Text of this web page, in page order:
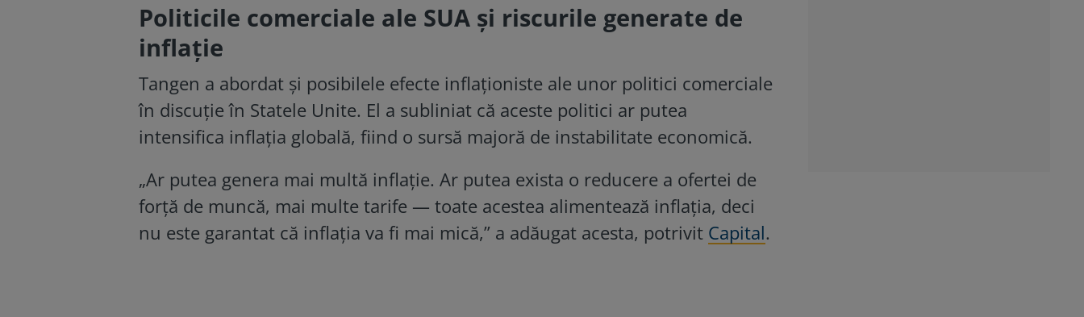
Politicile comerciale ale SUA și riscurile generate de
inflație
Tangen a abordat și posibilele efecte inflaționiste ale unor politici comerciale
în discuție în Statele Unite. El a subliniat că aceste politici ar putea
intensifica inflația globală, fiind o sursă majoră de instabilitate economică.
„Ar putea genera mai multă inflaţie. Ar putea exista o reducere a ofertei de
forţă de muncă, mai multe tarife — toate acestea alimentează inflaţia, deci
nu este garantat că inflaţia va fi mai mică,” a adăugat acesta, potrivit Capital.